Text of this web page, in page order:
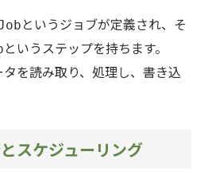
というジョブが定義され、そ
というステップを持ちます。
を読み取り、処理し、書き込
スケジューリング